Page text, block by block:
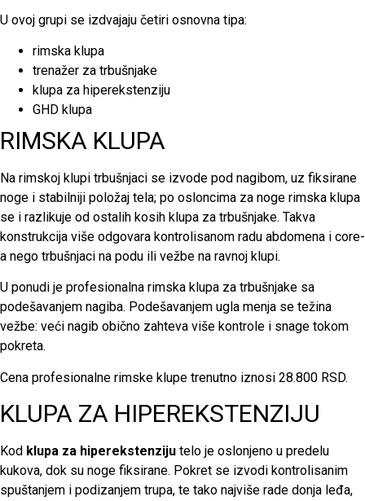
U ovoj grupi se izdvajaju četiri osnovna tipa:
rimska klupa
trenažer za trbušnjake
klupa za hiperekstenziju
GHD klupa
RIMSKA KLUPA
Na rimskoj klupi trbušnjaci se izvode pod nagibom, uz fiksirane
noge i stabilniji položaj tela; po osloncima za noge rimska klupa
se i razlikuje od ostalih kosih klupa za trbušnjake. Takva
konstrukcija više odgovara kontrolisanom radu abdomena i core-
a nego trbušnjaci na podu ili vežbe na ravnoj klupi.
U ponudi je profesionalna rimska klupa za trbušnjake sa
podešavanjem nagiba. Podešavanjem ugla menja se težina
vežbe: veći nagib obično zahteva više kontrole i snage tokom
pokreta.
Cena profesionalne rimske klupe trenutno iznosi 28.800 RSD.
KLUPA ZA HIPEREKSTENZIJU
Kod klupa za hiperekstenziju telo je oslonjeno u predelu
kukova, dok su noge fiksirane. Pokret se izvodi kontrolisanim
spuštanjem i podizanjem trupa, te tako najviše rade donja leđa,